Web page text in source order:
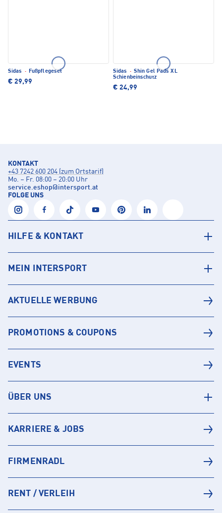
Sidas · Fußpflegeset
€ 29,99
Sidas · Shin Gel Pads XL
Schienbeinschutz
€ 24,99
KONTAKT
+43 7242 600 204 (zum Ortstarif)
Mo. – Fr. 08:00 – 20:00 Uhr
service.eshop@intersport.at
FOLGE UNS
HILFE & KONTAKT
MEIN INTERSPORT
AKTUELLE WERBUNG
PROMOTIONS & COUPONS
EVENTS
ÜBER UNS
KARRIERE & JOBS
FIRMENRADL
RENT / VERLEIH